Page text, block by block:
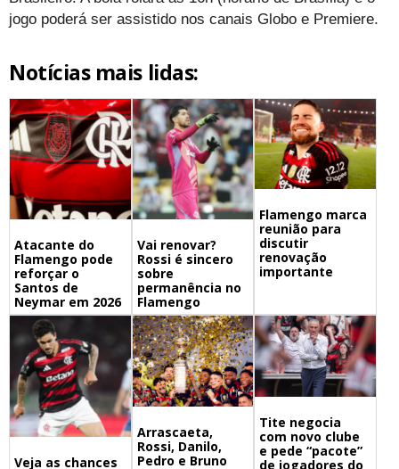
jogo poderá ser assistido nos canais Globo e Premiere.
Notícias mais lidas:
Atacante do
Flamengo pode
reforçar o
Santos de
Neymar em 2026
Vai renovar?
Rossi é sincero
sobre
permanência no
Flamengo
Flamengo marca
reunião para
discutir
renovação
importante
Veja as chances
Arrascaeta,
Rossi, Danilo,
Pedro e Bruno
Tite negocia
com novo clube
e pede “pacote”
de jogadores do